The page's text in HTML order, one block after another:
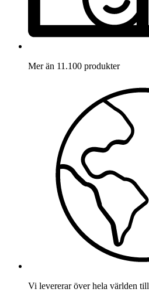
Mer än 11.100 produkter
Vi levererar över hela världen till